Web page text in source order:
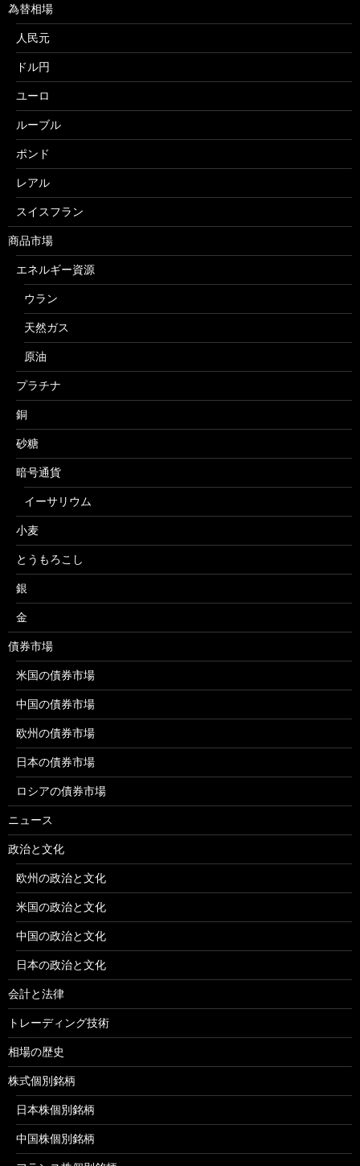
為替相場
人民元
ドル円
ユーロ
ルーブル
ポンド
レアル
スイスフラン
商品市場
エネルギー資源
ウラン
天然ガス
原油
プラチナ
銅
砂糖
暗号通貨
イーサリウム
小麦
とうもろこし
銀
金
債券市場
米国の債券市場
中国の債券市場
欧州の債券市場
日本の債券市場
ロシアの債券市場
ニュース
政治と文化
欧州の政治と文化
米国の政治と文化
中国の政治と文化
日本の政治と文化
会計と法律
トレーディング技術
相場の歴史
株式個別銘柄
日本株個別銘柄
中国株個別銘柄